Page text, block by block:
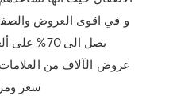
و في اقوى العروض
يصل الى
عروض الآلاف من
سعر